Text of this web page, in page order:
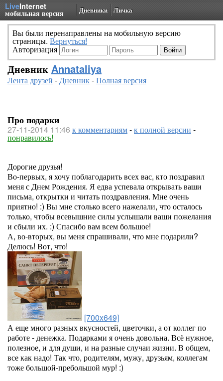
LiveInternet
мобильная версия Дневники Личка
Вы были перенаправлены на мобильную версию
страницы. Вернуться!
Авторизация
Дневник Annataliya
Лента друзей -Дневник-Полная версия
Про подарки
27-11-2014 11:46 к комментариям-к полной версии -
понравилось!
Дорогие друзья!
Во-первых, я хочу поблагодарить всех вас, кто поздравил
меня с Днем Рождения. Я едва успевала открывать ваши
письма, открытки и читать поздравления. Мне очень
приятно! :) Вы мне столько всего нажелали, что осталось
только, чтобы всевышние силы услышали ваши пожелания
и сбыли их. :) Спасибо вам всем большое!
А, во-вторых, вы меня спрашивали, что мне подарили?
Делюсь! Вот, что!
[700x649]
А еще много разных вкусностей, цветочки, а от коллег по
работе - денежка. Подарками я очень довольна. Всё нужное,
полезное, и для души, и на разные случаи жизни. В общем,
все как надо! Так что, родителям, мужу, друзьям, коллегам
тоже большой-пребольшой мур! :)